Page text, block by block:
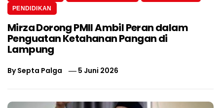
PENDIDIKAN
Mirza Dorong PMII Ambil Peran dalam
Penguatan Ketahanan Pangan di
Lampung
BySepta Palga 5 Juni 2026